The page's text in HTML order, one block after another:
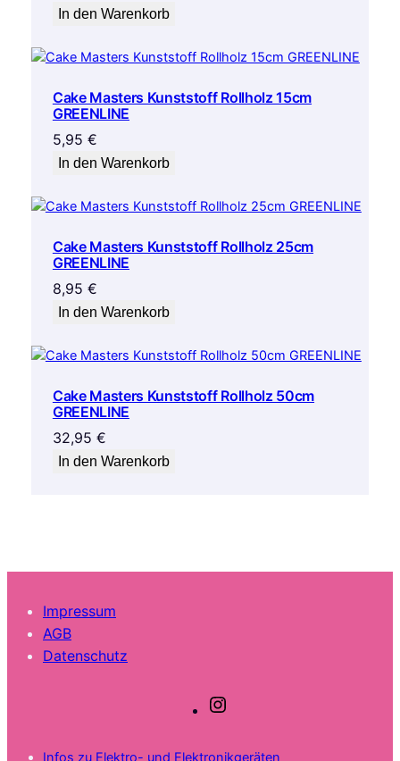
In den Warenkorb
Cake Masters Kunststoff Rollholz 15cm
GREENLINE
5,95 €
In den Warenkorb
Cake Masters Kunststoff Rollholz 25cm
GREENLINE
8,95 €
In den Warenkorb
Cake Masters Kunststoff Rollholz 50cm
GREENLINE
32,95 €
In den Warenkorb
Impressum
AGB
Datenschutz
Infos zu Elektro- und Elektronikgeräten